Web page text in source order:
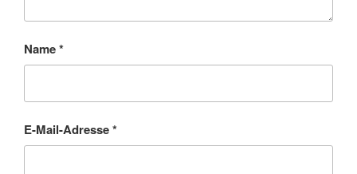
Name*
E-Mail-Adresse*